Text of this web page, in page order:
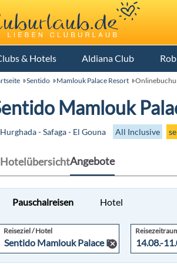
& Hotels Aldiana Club
Sentido Mamlouk Palace Resort
Mamlouk
Hurghada - Safaga - El Gouna All Inclusive
HotelübersichtAngebote
Pauschalreisen Hotel
Reiseziel / Hotel